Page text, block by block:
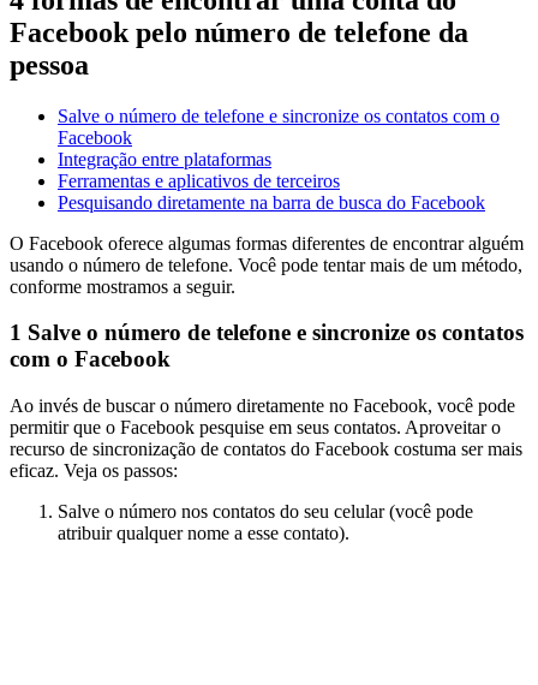
Facebook pelo número de telefone da
pessoa
Salve o número de telefone e sincronize os contatos com o
Facebook
Integração entre plataformas
Ferramentas e aplicativos de terceiros
Pesquisando diretamente na barra de busca do Facebook
O Facebook oferece algumas formas diferentes de encontrar alguém
usando o número de telefone. Você pode tentar mais de um método,
conforme mostramos a seguir.
1 Salve o número de telefone e sincronize os contatos
com o Facebook
Ao invés de buscar o número diretamente no Facebook, você pode
permitir que o Facebook pesquise em seus contatos. Aproveitar o
recurso de sincronização de contatos do Facebook costuma ser mais
eficaz. Veja os passos:
Salve o número nos contatos do seu celular (você pode
atribuir qualquer nome a esse contato).